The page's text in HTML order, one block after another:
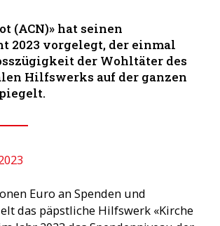
(ACN)» hat seinen
2023 vorgelegt, der einmal
der Wohltäter des
Hilfswerks auf der ganzen
Euro an Spenden und
das päpstliche Hilfswerk «Kirche